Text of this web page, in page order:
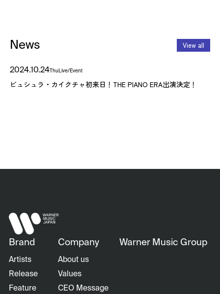
News View all
2024.10.24 Thu Live/Event
ビュシュラ・カイクチャ初来日！THE PIANO ERA出演決定！
Brand
Artists
Release
Feature
Company
About us
Values
CEO Message
Warner Music Group